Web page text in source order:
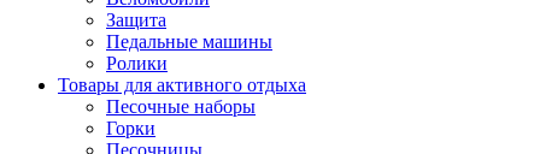
Защита
Педальные машины
Ролики
Товары для активного отдыха
Песочные наборы
Горки
Песочницы